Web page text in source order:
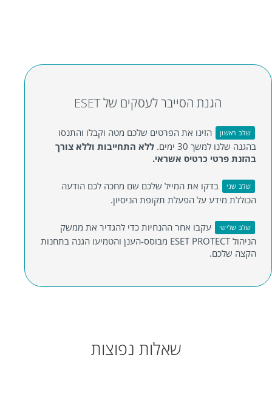
הגנת הסייבר לעסקים של ESET
שלב ראשון
הזינו את הפרטים שלכם מטה וקבלו והתנסו
בהגנה שלנו למשך 30 ימים.
ללא התחייבות וללא צורך
בהזנת פרטי כרטיס אשראי.
שלב שני
בדקו את המייל שלכם שם מחכה לכם הודעה
הכוללת מידע על הפעלת תקופת הניסיון.
שלב שלישי
עקבו אחר ההנחיות כדי להגדיר את ממשק
הניהול ESET PROTECT מבוסס-הענן והטמיעו הגנה בתחנות
הקצה שלכם.
שאלות נפוצות